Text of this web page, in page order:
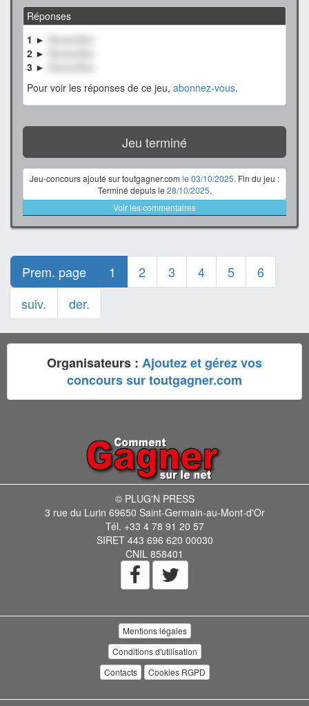
Réponses
1 ►
XxxxxxXxx
2 ►
3 ►
Pour voir les réponses de ce jeu, abonnez-vous.
Jeu terminé
Jeu-concours ajouté sur toutgagner.com le 03/10/2025. Fin du jeu :
Terminé depuis le 28/10/2025.
Voir les commentaires
Prem. page 1 2 3 4 5
6
suiv.
der.
Organisateurs : Ajoutez et gérez vos
concours sur toutgagner.com
© PLUG'N PRESS
3 rue du Lurin 69650 Saint-Germain-au-Mont-d'Or
Tél. +33 4 78 91 20 57
SIRET 443 696 620 00030
CNIL 858401
Mentions légales
Conditions d'utilisation
Contacts
Cookies RGPD